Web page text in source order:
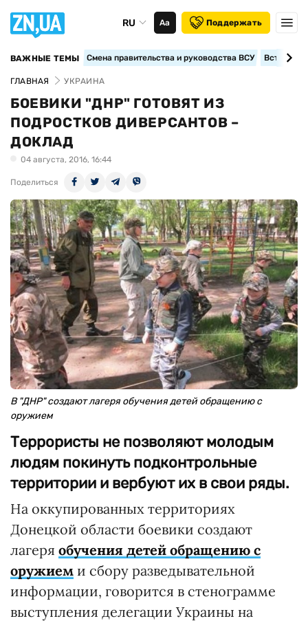
RU Аа Поддержать
ВАЖНЫЕ ТЕМЫ Смена правительства и руководства ВСУ
ГЛАВНАЯ УКРАИНА
БОЕВИКИ "ДНР" ГОТОВЯТ ИЗ
ПОДРОСТКОВ ДИВЕРСАНТОВ –
ДОКЛАД
04 августа, 2016, 16:44
Поделиться
В "ДНР" создают лагеря обучения детей обращению с
оружием
Террористы не позволяют молодым
людям покинуть подконтрольные
территории и вербуют их в свои ряды.
На оккупированных территориях
Донецкой области боевики создают
лагеря обучения детей обращению с
оружием и сбору разведывательной
информации, говорится в стенограмме
выступления делегации Украины на